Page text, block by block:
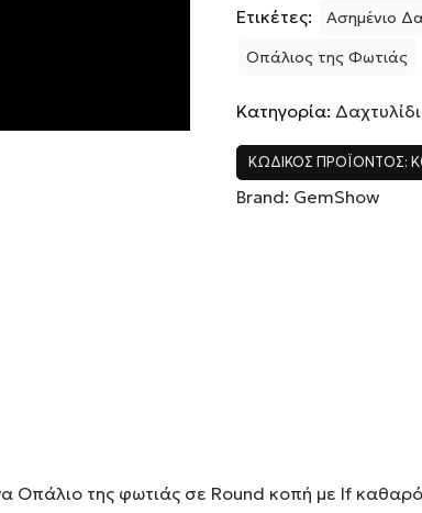
Ετικέτες: Ασημένιο
Οπάλιος της Φωτιάς
Κατηγορία:
ΚΩΔΙΚΌΣ ΠΡΟΪΌΝΤΟΣ:
Brand: GemShow
Οπάλιο της φωτιάς σε Round κοπή με If